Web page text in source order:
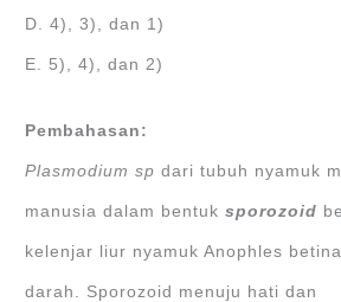
D. 4), 3), dan 1)
E. 5), 4), dan 2)
Pembahasan:
Plasmodium sp dari tubuh nyamuk
manusia dalam bentuksporozoid
kelenjar liur nyamuk Anophles
darah. Sporozoid menuju hati dan